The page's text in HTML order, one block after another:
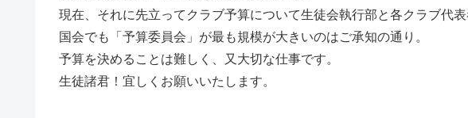
現在、それに先立ってクラブ予算について生徒会執行部と各クラブ代表
国会でも「予算委員会」が最も規模が大きいのはご承知の通り。
予算を決めることは難しく、又大切な仕事です。
生徒諸君！宜しくお願いいたします。